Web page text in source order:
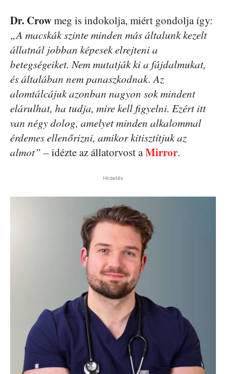
Dr. Crowmeg is indokolja, miért gondolja így:
„A macskák szinte minden más általunk kezelt
állatnál jobban képesek elrejteni a
betegségeiket. Nem mutatják ki a fájdalmukat,
és általában nem panaszkodnak. Az
alomtálcájuk azonban nagyon sok mindent
elárulhat, ha tudja, mire kell figyelni. Ezért itt
van négy dolog, amelyet minden alkalommal
érdemes ellenőrizni, amikor kitisztítjuk az
almot” – idézte az állatorvost aMirror.
Hirdetés